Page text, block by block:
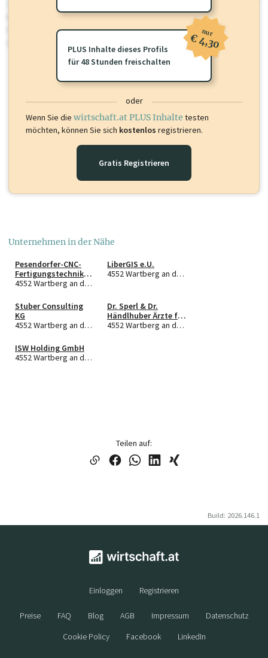
Für dieses Profil gibt es zusätzlichewirtschaft.at PLUS Inhalte
Sie momentan nicht einsehen können. Schalten Sie dieses Profil frei
oder loggen Sie sich ein um diese Inhalte zu sehen.
PLUS Inhalte dieses Profils
für 48 Stunden freischalten
nur
€ 4,30
oder
Wenn Sie die wirtschaft.at PLUS Inhalte testen
möchten, können Sie sich kostenlos registrieren.
Gratis Registrieren
Unternehmen in der Nähe
Pesendorfer-CNC-
Fertigungstechnik
GmbH
4552 Wartberg an der Krems
LiberGIS e.U.
4552 Wartberg an der Krems
Stuber Consulting
KG
4552 Wartberg an der Krems
Dr. Sperl & Dr.
Händlhuber Ärzte f.
Allgemeinmedizin 4552 Wartberg an der Krems
ISW Holding GmbH
4552 Wartberg an der Krems
Teilen auf:
Build: 2026.146.1
Einloggen Registrieren
Preise FAQ Blog AGB Impressum
Datenschutz
Cookie Policy
Facebook LinkedIn